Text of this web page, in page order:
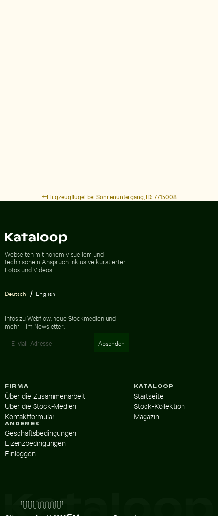
Flugzeugflügel bei Sonnenuntergang, ID: 7715008
Webseiten mit hohem visuellem und
technischem Anspruch inklusive kuratierter
Fotos und Videos.
Deutsch English
Infos zu Webflow, neue Stockmedien und
mehr – im Newsletter:
KATALOOP
Startseite
Stock-Kollektion
Magazin
FIRMA
Über die Zusammenarbeit
Über die Stock-Medien
Kontaktformular
ANDERES
Geschäftsbedingungen
Lizenzbedingungen
Einloggen